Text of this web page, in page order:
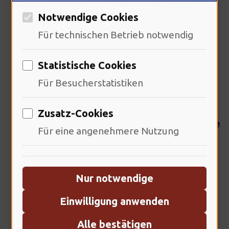
Richard Kahl – ein virtueller Architekt der
Worte, der mit geschickten Fingern die
Fundamente von Geschichten errichtet,
die in die atemberaubenden Höhen der
digitalen Realität aufsteigen. Als
leitender Redakteur von …weiterlesen
richard.kahl@virtualrealityerfahrungen.de
Notwendige Cookies
Für technischen Betrieb notwendig
Statistische Cookies
Für Besucherstatistiken
Zusatz-Cookies
Für eine angenehmere Nutzung
Nur notwendige
Einwilligung anwenden
Alle bestätigen